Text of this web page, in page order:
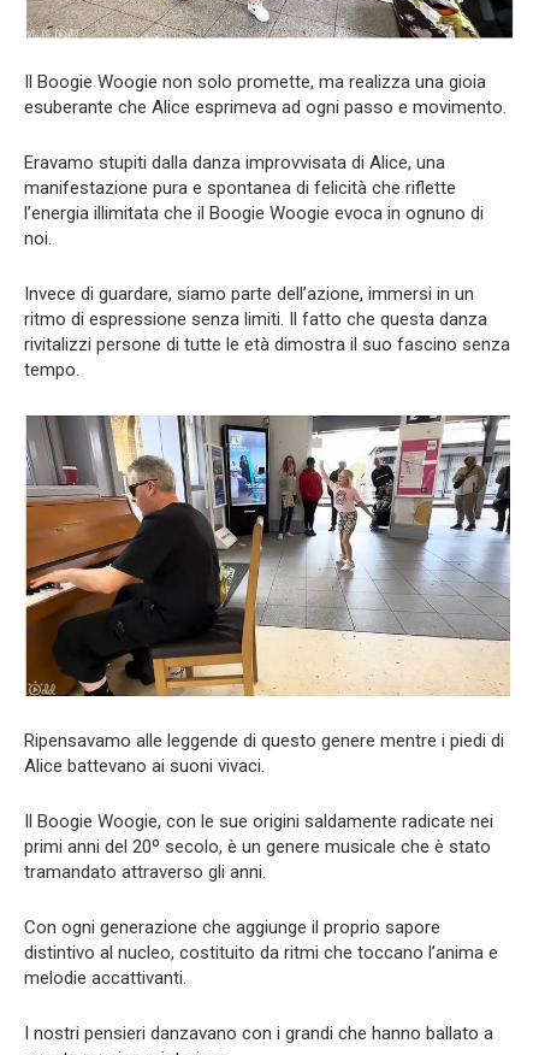
Il Boogie Woogie non solo promette, ma realizza una gioia
esuberante che Alice esprimeva ad ogni passo e movimento.
Eravamo stupiti dalla danza improvvisata di Alice, una
manifestazione pura e spontanea di felicità che riflette
l’energia illimitata che il Boogie Woogie evoca in ognuno di
noi.
Invece di guardare, siamo parte dell’azione, immersi in un
ritmo di espressione senza limiti. Il fatto che questa danza
rivitalizzi persone di tutte le età dimostra il suo fascino senza
tempo.
Ripensavamo alle leggende di questo genere mentre i piedi di
Alice battevano ai suoni vivaci.
Il Boogie Woogie, con le sue origini saldamente radicate nei
primi anni del 20º secolo, è un genere musicale che è stato
tramandato attraverso gli anni.
Con ogni generazione che aggiunge il proprio sapore
distintivo al nucleo, costituito da ritmi che toccano l’anima e
melodie accattivanti.
I nostri pensieri danzavano con i grandi che hanno ballato a